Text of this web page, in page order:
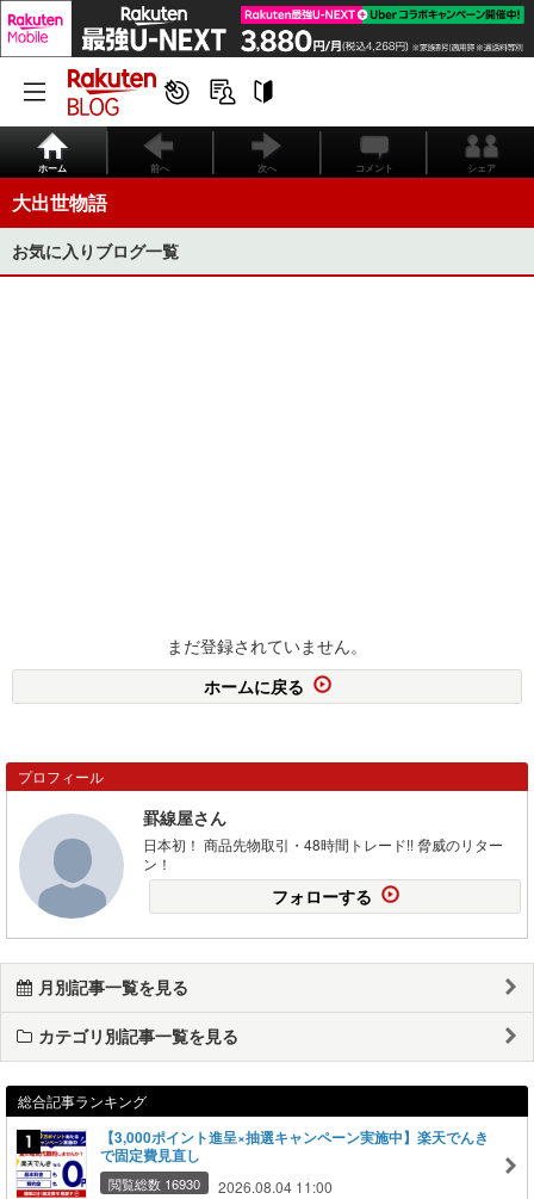
ホーム 前へ 次へ コメント シェア
大出世物語
お気に入りブログ一覧
まだ登録されていません。
ホームに戻る
プロフィール
罫線屋さん
日本初！ 商品先物取引・48時間トレード!! 脅威のリター
ン！
フォローする
月別記事一覧を見る
カテゴリ別記事一覧を見る
総合記事ランキング
【3,000ポイント進呈×抽選キャンペーン実施中】楽天でんき
で固定費見直し
閲覧総数 16930 2026.08.04 11:00